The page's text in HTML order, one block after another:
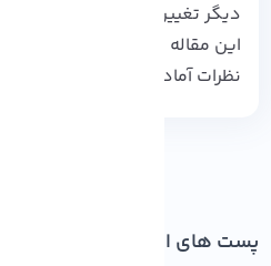
دیگر تغییر دهید. ممنون که
این مقاله هنوز ابهامی برای
نظرات آماده پاسخگویی به شما
پست های اخیر